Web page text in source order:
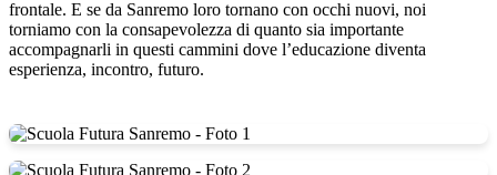
frontale. E se da Sanremo loro tornano con occhi nuovi, noi
torniamo con la consapevolezza di quanto sia importante
accompagnarli in questi cammini dove l’educazione diventa
esperienza, incontro, futuro.